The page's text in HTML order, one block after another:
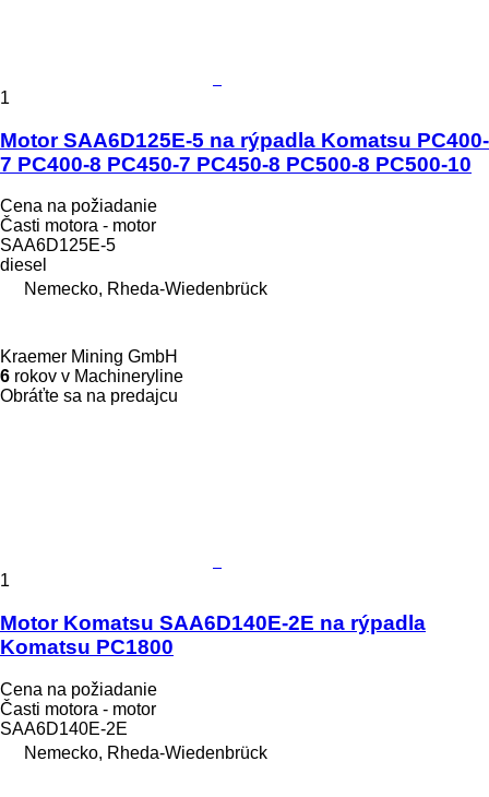
1
Motor SAA6D125E-5 na rýpadla Komatsu PC400-
7 PC400-8 PC450-7 PC450-8 PC500-8 PC500-10
Cena na požiadanie
Časti motora - motor
SAA6D125E-5
diesel
Nemecko, Rheda-Wiedenbrück
Kraemer Mining GmbH
6 rokov v Machineryline
Obráťte sa na predajcu
1
Motor Komatsu SAA6D140E-2E na rýpadla
Komatsu PC1800
Cena na požiadanie
Časti motora - motor
SAA6D140E-2E
Nemecko, Rheda-Wiedenbrück